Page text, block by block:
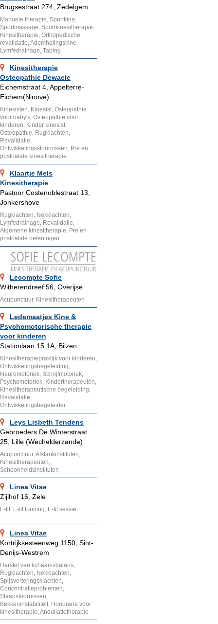
Brugsestraat 274, Zedelgem
Manuele therapie, Sportkine,
Sportmassage, Sportkinesitherapie,
Kinesitherapie, Orthopedische
revalidatie, Ademhalingskine,
Lymfedrainage, Taping
Kinesitherapie
Osteopathie Dewaele
Eichemstraat 4, Appelterre-
Eichem(Ninove)
Kinesisten, Kinesist, Osteopathie
voor baby's, Osteopathie voor
kinderen, Kinder kinesist,
Osteopathie, Rugklachten,
Revalidatie,
Ontwikkelingsstoornissen, Pre en
postnatale kinesitherapie
Klaartje Mels
Kinesitherapie
Pastoor Costenoblestraat 13,
Jonkershove
Rugklachten, Nekklachten,
Lymfedrainage, Revalidatie,
Algemene kinesitherapie, Pre en
postnatale oefeningen
Lecompte Sofie
Witherendreef 56, Overijse
Acupunctuur, Kinesitherapeuten
Ledemaatjes Kine &
Psychomotorische therapie
voor kinderen
Stationlaan 15 1A, Bilzen
Kinesitherapiepraktijk voor kinderen,
Ontwikkelingsbegeleiding,
Neuromotoriek, Schrijfmotoriek,
Psychomotoriek, Kindertherapeuten,
Kinesitherapeutische begeleiding,
Revalidatie,
Ontwikkelingsbegeleider
Leys Lisbeth Tendens
Gebroeders De Winterstraat
25, Lille (Wechelderzande)
Acupunctuur, Afslankinstituten,
Kinesitherapeuten,
Schoonheidsinstituten
Linea Vitae
Zijlhof 16, Zele
E-fit, E-fit training, E-fit sessie
Linea Vitae
Kortrijksesteenweg 1150, Sint-
Denijs-Westrem
Herstel van lichaamsbalans,
Rugklachten, Nekklachten,
Spijsverteringsklachten,
Concentratieproblemen,
Slaapstoornissen,
Bekkeninstabiliteit, Honoraria voor
kinesitherapie, Andullatietherapie